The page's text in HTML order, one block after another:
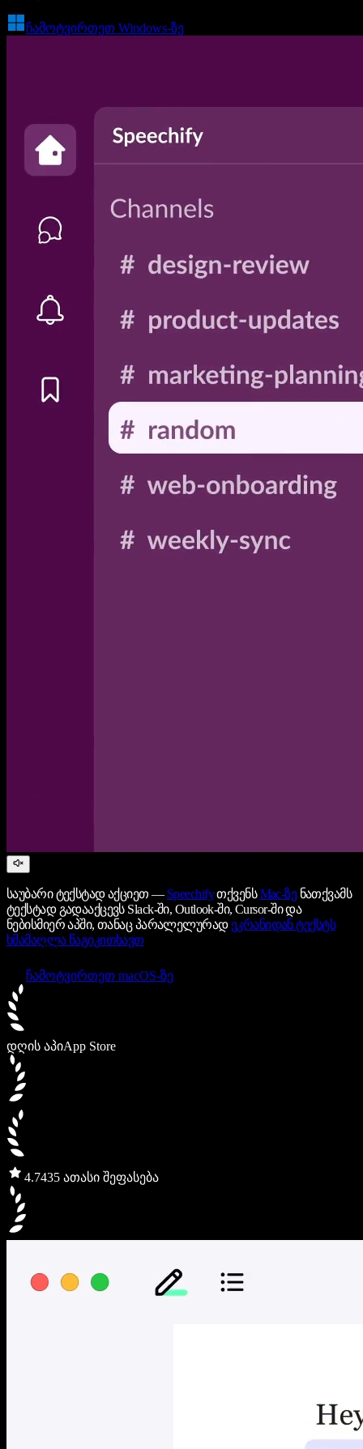
ჩამოტვირთეთ Windows-ზე
საუბარი ტექსტად აქციეთ — SpeechifyთქვენსMac-ზენათქვამს
ტექსტად გადააქცევს Slack-ში, Outlook-ში, Cursor-ში და
ნებისმიერ აპში, თანაც პარალელურად ეკრანიდან ტექსტს
ხმამაღლა წაგიკითხავთ
ჩამოტვირთეთ macOS-ზე
დღის აპიApp Store
4.7435 ათასი შეფასება